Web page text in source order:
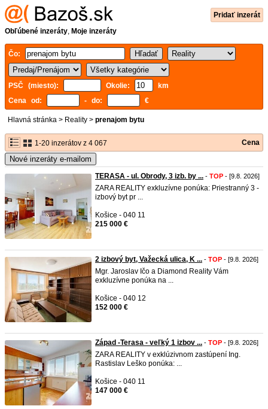
Pridať inzerát
Obľúbené inzeráty, Moje inzeráty
Čo:
PSČ (miesto): Okolie:
km
Cena od:
- do: €
Hlavná stránka > Reality > prenajom bytu
1-20 inzerátov z 4 067 Cena
Nové inzeráty e-mailom
TERASA - ul. Obrody, 3 izb. by ... - TOP - [9.8. 2026]
ZARA REALITY exkluzívne ponúka: Priestranný 3 -
izbový byt pr ...
Košice - 040 11
215 000 €
2 izbový byt, Važecká ulica, K ... - TOP - [9.8. 2026]
Mgr. Jaroslav Ičo a Diamond Reality Vám
exkluzívne ponúka na ...
Košice - 040 12
152 000 €
Západ -Terasa - veľký 1 izbov ... - TOP - [9.8. 2026]
ZARA REALITY v exklúzivnom zastúpení Ing.
Rastislav Leško ponúka: ...
Košice - 040 11
147 000 €